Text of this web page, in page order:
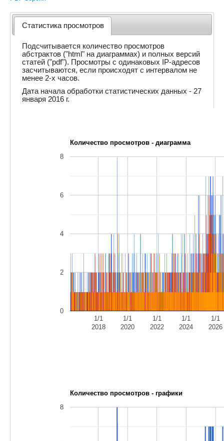
Статистика просмотров
Подсчитывается количество просмотров
абстрактов ("html" на диаграммах) и полных версий
статей ("pdf"). Просмотры с одинаковых IP-адресов
засчитываются, если происходят с интервалом не
менее 2-х часов.
Дата начала обработки статистических данных - 27
января 2016 г.
Количество просмотров - диаграмма
1/1
2018
1/1
2020
1/1
2022
1/1
2024
1/1
2026
0
2
4
6
8
Количество просмотров - графики
8